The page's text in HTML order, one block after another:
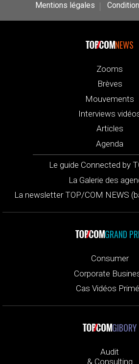
Mentions légales
NEWS
Zooms
Brèves
Mouvements
Interviews
Articles
Agenda
Le guide Connected by
La Galerie des
La newsletter TOP/COM NEWS
GRAND
Consumer
Corporate
Cas Vidéos
GIBORY
Audit
& Consulting